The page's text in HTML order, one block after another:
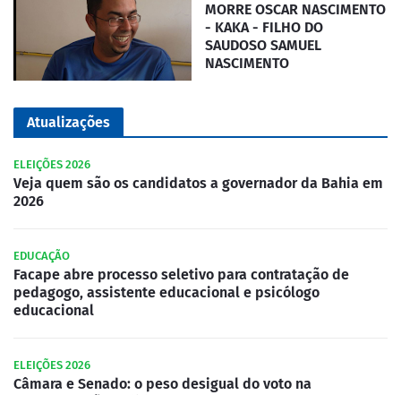
MORRE OSCAR NASCIMENTO
- KAKA - FILHO DO
SAUDOSO SAMUEL
NASCIMENTO
Atualizações
ELEIÇÕES 2026
Veja quem são os candidatos a governador da Bahia em
2026
EDUCAÇÃO
Facape abre processo seletivo para contratação de
pedagogo, assistente educacional e psicólogo
educacional
ELEIÇÕES 2026
Câmara e Senado: o peso desigual do voto na